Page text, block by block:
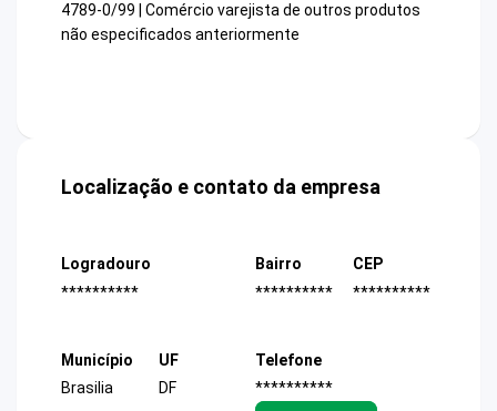
4789-0/99 | Comércio varejista de outros produtos
não especificados anteriormente
Localização e contato da empresa
Logradouro
**********
Bairro
**********
CEP
**********
Município
Brasilia
UF
DF
Telefone
**********